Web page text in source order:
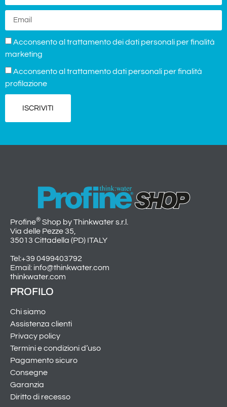
Acconsento al trattamento dei dati personali per finalità
marketing
Acconsento al trattamento dati personali per finalità
profilazione
ISCRIVITI
Profine® Shop by Thinkwater s.r.l.
Via delle Pezze 35,
35013 Cittadella (PD) ITALY
Tel:+39 0499403792
Email: info@thinkwater.com
thinkwater.com
PROFILO
Chi siamo
Assistenza clienti
Privacy policy
Termini e condizioni d’uso
Pagamento sicuro
Consegne
Garanzia
Diritto di recesso